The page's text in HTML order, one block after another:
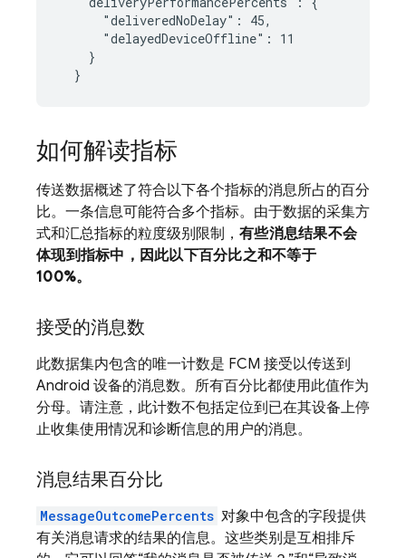
      "deliveredNoDelay": 45,
      "delayedDeviceOffline": 11
    }
如何解读指标
传送数据概述了符合以下各个指标的消息所占的百分
比。一条信息可能符合多个指标。由于数据的采集方
式和汇总指标的粒度级别限制， 有些消息结果不会
体现到指标中，因此以下百分比之和不等于
100%。
接受的消息数
此数据集内包含的唯一计数是 FCM 接受以传送到
Android 设备的消息数。所有百分比都使用此值作为
分母。请注意，此计数不包括定位到已在其设备上停
止收集使用情况和诊断信息的用户的消息。
消息结果百分比
MessageOutcomePercents 对象中包含的字段提供
有关消息请求的结果的信息。这些类别是互相排斥